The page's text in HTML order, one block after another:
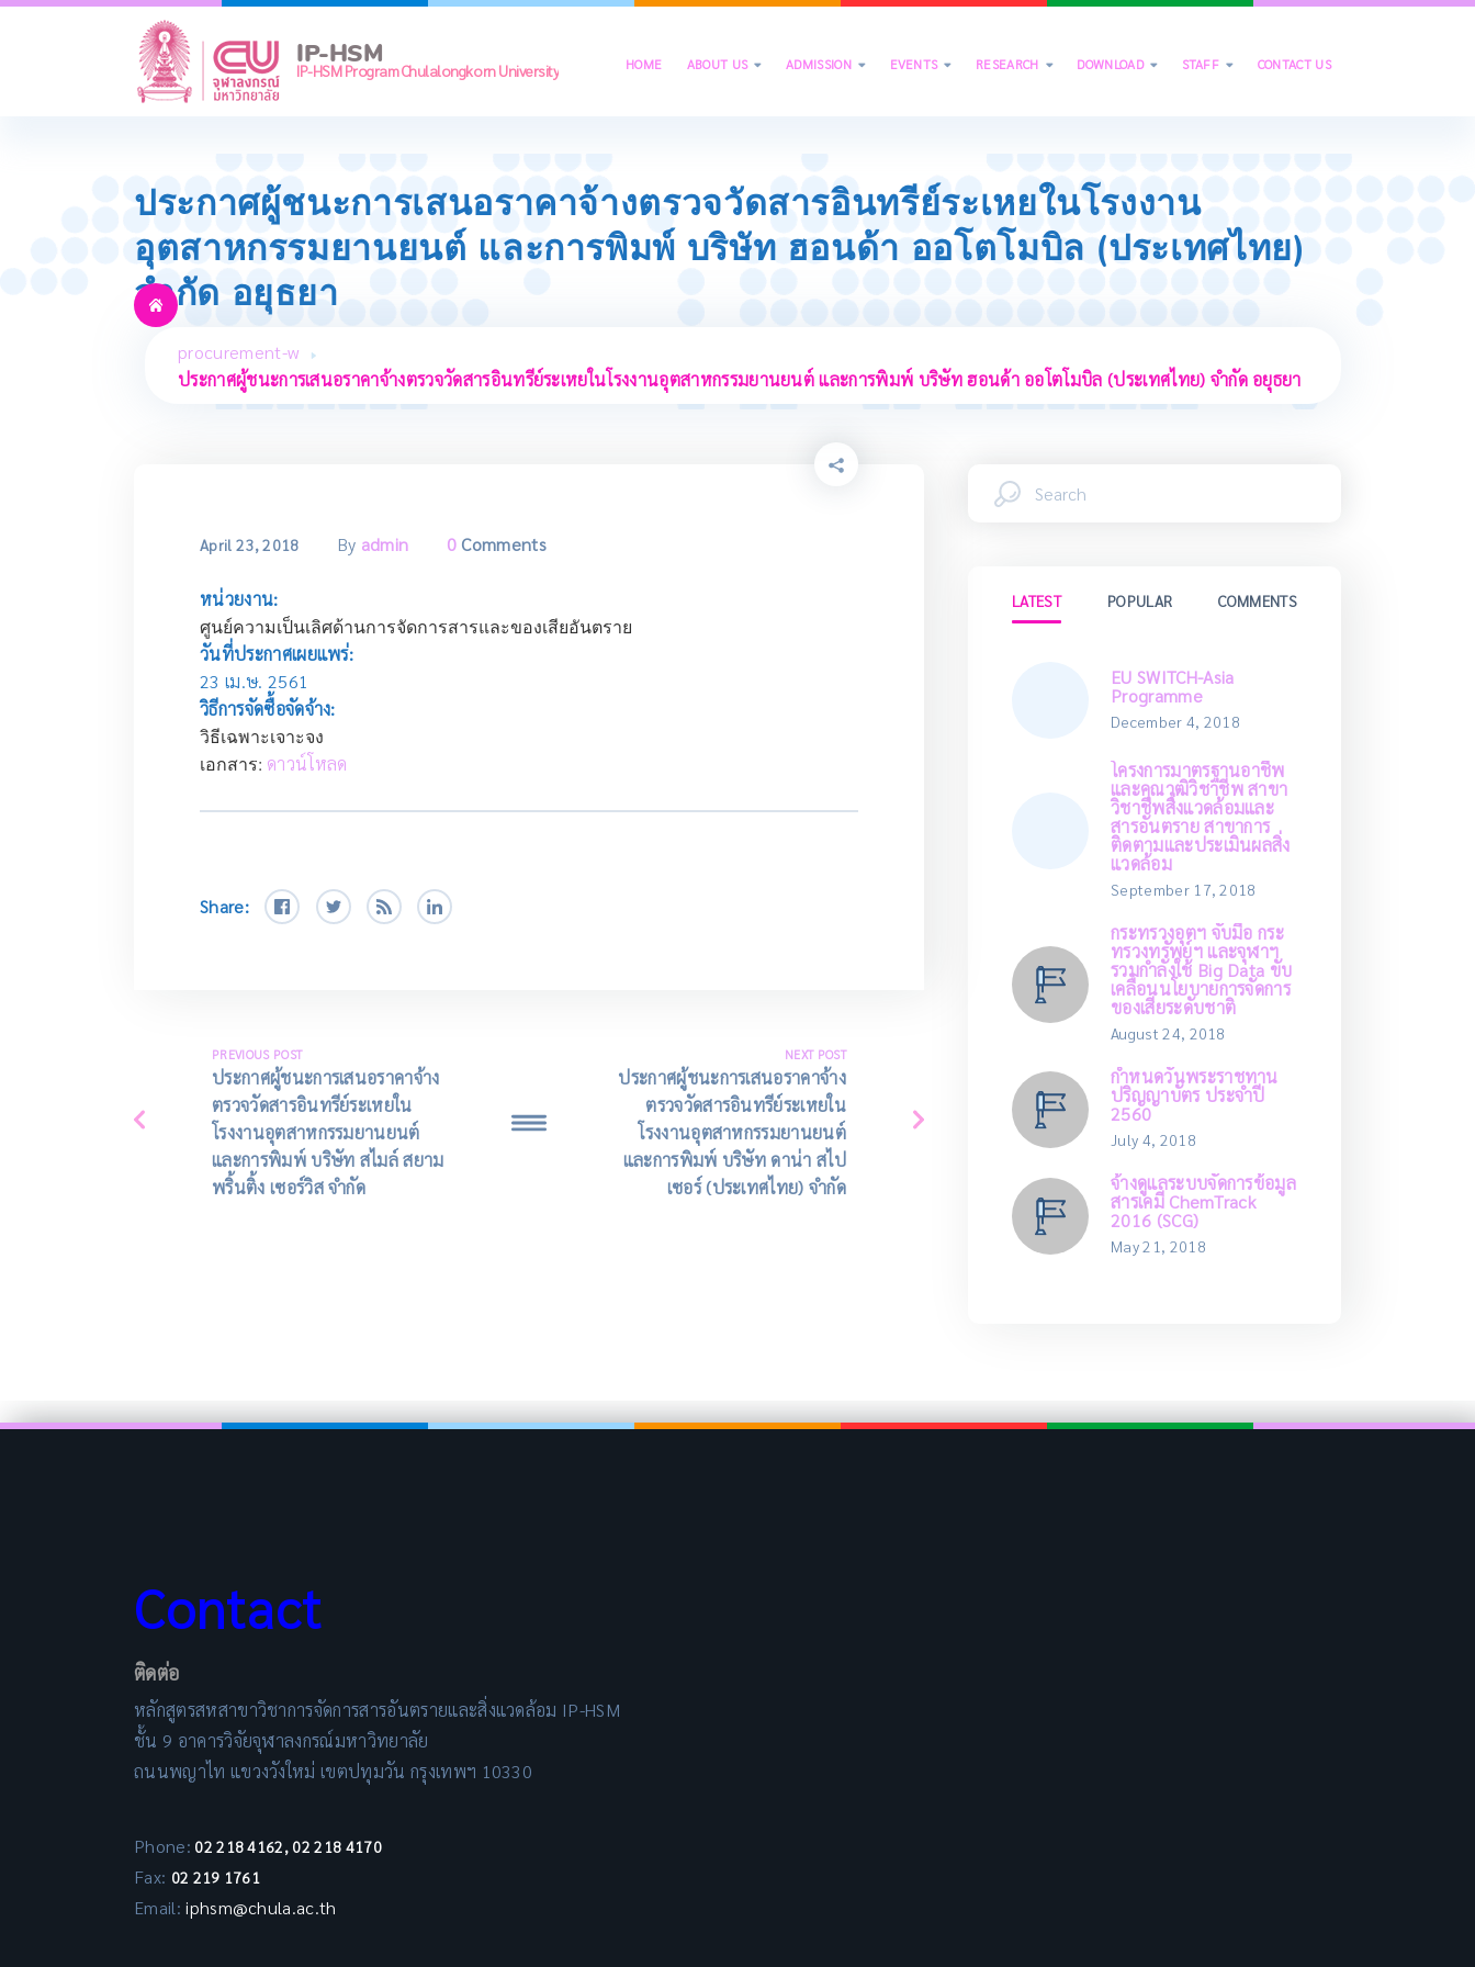
Skip
IP-HSM
IP-HSM Program Chulalongkorn University HOME ABOUT US  ADMISSION  EVENTS  RESEARCH  DOWNLOAD  STAFF  CONTACT US
ประกาศผู้ชนะการเสนอราคาจ้างตรวจวัดสารอินทรีย์ระเหยในโรงงาน
อุตสาหกรรมยานยนต์ และการพิมพ์ บริษัท ฮอนด้า ออโตโมบิล (ประเทศไทย)
จำกัด อยุธยา
procurement-w
ประกาศผู้ชนะการเสนอราคาจ้างตรวจวัดสารอินทรีย์ระเหยในโรงงานอุตสาหกรรมยานยนต์ และการพิมพ์ บริษัท ฮอนด้า ออโตโมบิล (ประเทศไทย) จำกัด อยุธยา
April 23, 2018 By admin 0 Comments
หน่วยงาน:
ศูนย์ความเป็นเลิศด้านการจัดการสารและของเสียอันตราย
วันที่ประกาศเผยแพร่:
23 เม.ษ. 2561
วิธีการจัดซื้อจัดจ้าง:
วิธีเฉพาะเจาะจง
เอกสาร: ดาวน์โหลด
Share:
PREVIOUS POST
ประกาศผู้ชนะการเสนอราคาจ้าง
ตรวจวัดสารอินทรีย์ระเหยใน
โรงงานอุตสาหกรรมยานยนต์
และการพิมพ์ บริษัท สไมล์ สยาม
พริ้นติ้ง เซอร์วิส จำกัด
NEXT POST
ประกาศผู้ชนะการเสนอราคาจ้าง
ตรวจวัดสารอินทรีย์ระเหยใน
โรงงานอุตสาหกรรมยานยนต์
และการพิมพ์ บริษัท ดาน่า สไป
เซอร์ (ประเทศไทย) จำกัด
LATEST POPULAR COMMENTS
EU SWITCH-Asia
Programme
December 4, 2018
โครงการมาตรฐานอาชีพ
และคุณวุฒิวิชาชีพ สาขา
วิชาชีพสิ่งแวดล้อมและ
สารอันตราย สาขาการ
ติดตามและประเมินผลสิ่ง
แวดล้อม
September 17, 2018
กระทรวงอุตฯ จับมือ กระ
ทรวงทรัพย์ฯ และจุฬาฯ
รวมกำลังใช้ Big Data ขับ
เคลื่อนนโยบายการจัดการ
ของเสียระดับชาติ
August 24, 2018
กำหนดวันพระราชทาน
ปริญญาบัตร ประจำปี
2560
July 4, 2018
จ้างดูแลระบบจัดการข้อมูล
สารเคมี ChemTrack
2016 (SCG)
May 21, 2018
Contact
ติดต่อ
หลักสูตรสหสาขาวิชาการจัดการสารอันตรายและสิ่งแวดล้อม IP-HSM
ชั้น 9 อาคารวิจัยจุฬาลงกรณ์มหาวิทยาลัย
ถนนพญาไท แขวงวังใหม่ เขตปทุมวัน กรุงเทพฯ 10330
Phone: 02 218 4162, 02 218 4170
Fax: 02 219 1761
Email:iphsm@chula.ac.th